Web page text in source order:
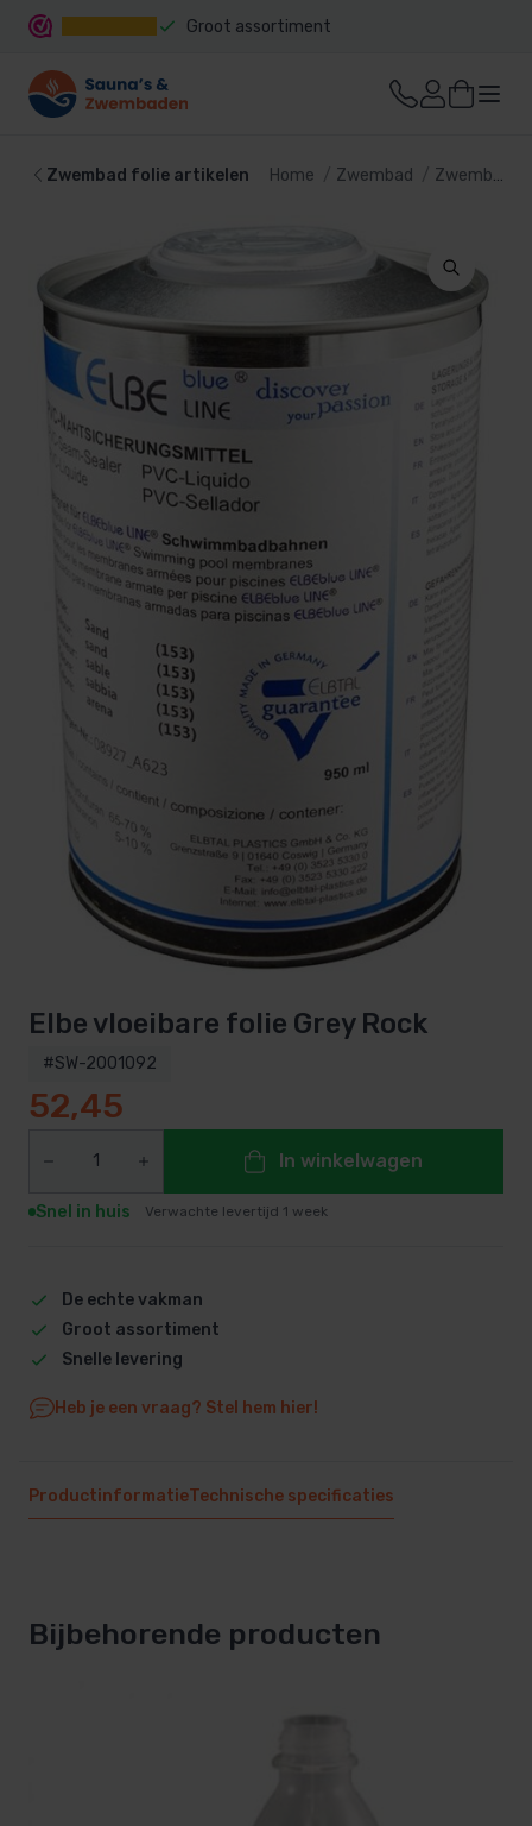
Groot assortiment
Zwembad folie artikelen Home Zwembad Zwembad bekleding
Elbe vloeibare folie Grey Rock
#SW-2001092
52,45
In winkelwagen
Snel in huis Verwachte levertijd 1 week
De echte vakman
Groot assortiment
Snelle levering
Heb je een vraag? Stel hem hier!
ProductinformatieTechnische specificaties
Bijbehorende producten